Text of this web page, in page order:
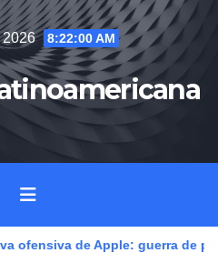
2026 8:22:01 AM
de precios y un cambio